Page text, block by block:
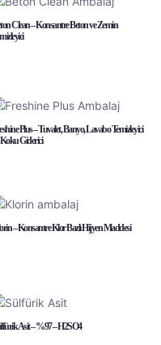
Clean – Konsantre Beton ve Zemin
Plus – Tuvalet, Banyo, Lavabo Temizleyici
Giderici
– Konsantre Klor Bazlı Hijyen Maddesi
Asit – %97 – H2SO4